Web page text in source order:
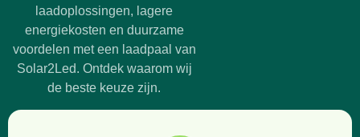
laadoplossingen, lagere
energiekosten en duurzame
voordelen met een laadpaal van
Solar2Led. Ontdek waarom wij
de beste keuze zijn.